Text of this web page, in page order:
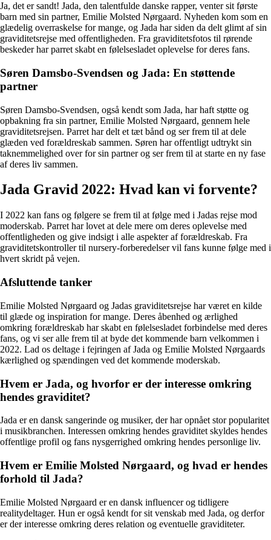
Ja, det er sandt! Jada, den talentfulde danske rapper, venter sit første
barn med sin partner, Emilie Molsted Nørgaard. Nyheden kom som en
glædelig overraskelse for mange, og Jada har siden da delt glimt af sin
graviditetsrejse med offentligheden. Fra graviditetsfotos til rørende
beskeder har parret skabt en følelsesladet oplevelse for deres fans.
Søren Damsbo-Svendsen og Jada: En støttende
partner
Søren Damsbo-Svendsen, også kendt som Jada, har haft støtte og
opbakning fra sin partner, Emilie Molsted Nørgaard, gennem hele
graviditetsrejsen. Parret har delt et tæt bånd og ser frem til at dele
glæden ved forældreskab sammen. Søren har offentligt udtrykt sin
taknemmelighed over for sin partner og ser frem til at starte en ny fase
af deres liv sammen.
Jada Gravid 2022: Hvad kan vi forvente?
I 2022 kan fans og følgere se frem til at følge med i Jadas rejse mod
moderskab. Parret har lovet at dele mere om deres oplevelse med
offentligheden og give indsigt i alle aspekter af forældreskab. Fra
graviditetskontroller til nursery-forberedelser vil fans kunne følge med i
hvert skridt på vejen.
Afsluttende tanker
Emilie Molsted Nørgaard og Jadas graviditetsrejse har været en kilde
til glæde og inspiration for mange. Deres åbenhed og ærlighed
omkring forældreskab har skabt en følelsesladet forbindelse med deres
fans, og vi ser alle frem til at byde det kommende barn velkommen i
2022. Lad os deltage i fejringen af Jada og Emilie Molsted Nørgaards
kærlighed og spændingen ved det kommende moderskab.
Hvem er Jada, og hvorfor er der interesse omkring
hendes graviditet?
Jada er en dansk sangerinde og musiker, der har opnået stor popularitet
i musikbranchen. Interessen omkring hendes graviditet skyldes hendes
offentlige profil og fans nysgerrighed omkring hendes personlige liv.
Hvem er Emilie Molsted Nørgaard, og hvad er hendes
forhold til Jada?
Emilie Molsted Nørgaard er en dansk influencer og tidligere
realitydeltager. Hun er også kendt for sit venskab med Jada, og derfor
er der interesse omkring deres relation og eventuelle graviditeter.